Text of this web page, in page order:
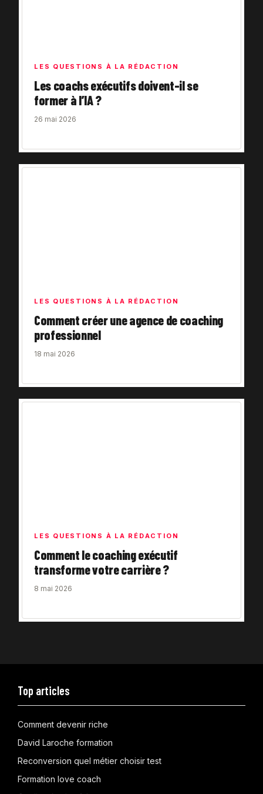
LES QUESTIONS À LA RÉDACTION
Les coachs exécutifs doivent-il se
former à l’IA ?
26 mai 2026
LES QUESTIONS À LA RÉDACTION
Comment créer une agence de coaching
professionnel
18 mai 2026
LES QUESTIONS À LA RÉDACTION
Comment le coaching exécutif
transforme votre carrière ?
8 mai 2026
Top articles
Comment devenir riche
David Laroche formation
Reconversion quel métier choisir test
Formation love coach